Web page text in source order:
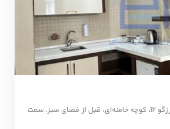
خیابان خسروی یا خیابان اندرزگو 12، کوچه خامنه‌ای، قبل از فضای سبز، سمت